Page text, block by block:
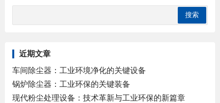
近期文章
车间除尘器：工业环境净化的关键设备
锅炉除尘器：工业环保的关键装备
现代粉尘处理设备：技术革新与工业环保的新篇章